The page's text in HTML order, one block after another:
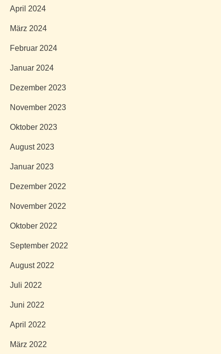
April 2024
März 2024
Februar 2024
Januar 2024
Dezember 2023
November 2023
Oktober 2023
August 2023
Januar 2023
Dezember 2022
November 2022
Oktober 2022
September 2022
August 2022
Juli 2022
Juni 2022
April 2022
März 2022